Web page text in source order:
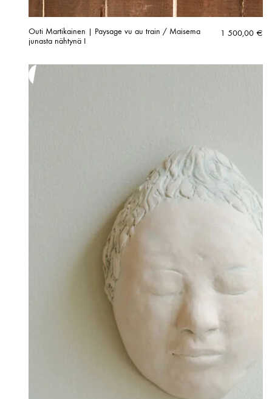
Outi Martikainen | Paysage vu au train / Maisema
junasta nähtynä I
1 500,00 €